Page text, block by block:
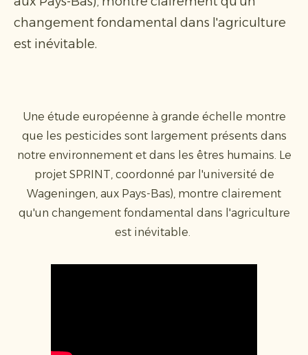
changement fondamental dans l'agriculture
est inévitable.
Une étude européenne à grande échelle montre
que les pesticides sont largement présents dans
notre environnement et dans les êtres humains. Le
projet SPRINT, coordonné par l'université de
Wageningen, aux Pays-Bas), montre clairement
qu'un changement fondamental dans l'agriculture
est inévitable.